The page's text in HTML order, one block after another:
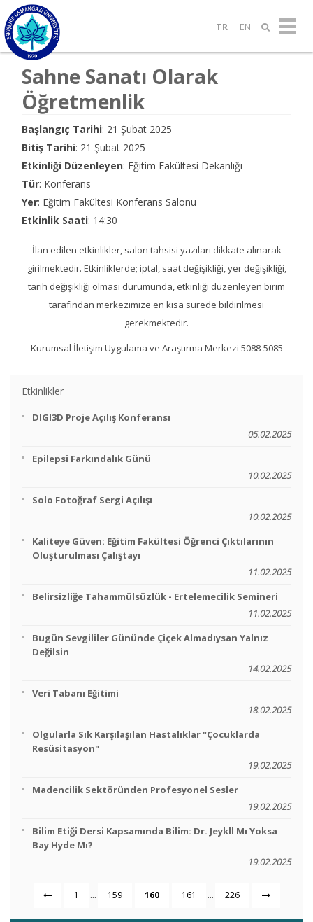
TR EN
Sahne Sanatı Olarak
Öğretmenlik
Başlangıç Tarihi: 21 Şubat 2025
Bitiş Tarihi: 21 Şubat 2025
Etkinliği Düzenleyen: Eğitim Fakültesi Dekanlığı
Tür: Konferans
Yer: Eğitim Fakültesi Konferans Salonu
Etkinlik Saati: 14:30
İlan edilen etkinlikler, salon tahsisi yazıları dikkate alınarak
girilmektedir. Etkinliklerde; iptal, saat değişikliği, yer değişikliği,
tarih değişikliği olması durumunda, etkinliği düzenleyen birim
tarafından merkezimize en kısa sürede bildirilmesi
gerekmektedir.
Kurumsal İletişim Uygulama ve Araştırma Merkezi 5088-5085
Etkinlikler
DIGI3D Proje Açılış Konferansı
05.02.2025
Epilepsi Farkındalık Günü
10.02.2025
Solo Fotoğraf Sergi Açılışı
10.02.2025
Kaliteye Güven: Eğitim Fakültesi Öğrenci Çıktılarının
Oluşturulması Çalıştayı
11.02.2025
Belirsizliğe Tahammülsüzlük - Ertelemecilik Semineri
11.02.2025
Bugün Sevgililer Gününde Çiçek Almadıysan Yalnız
Değilsin
14.02.2025
Veri Tabanı Eğitimi
18.02.2025
Olgularla Sık Karşılaşılan Hastalıklar "Çocuklarda
Resüsitasyon"
19.02.2025
Madencilik Sektöründen Profesyonel Sesler
19.02.2025
Bilim Etiği Dersi Kapsamında Bilim: Dr. Jeykll Mı Yoksa
Bay Hyde Mı?
19.02.2025
1 ... 159 160 161 ... 226